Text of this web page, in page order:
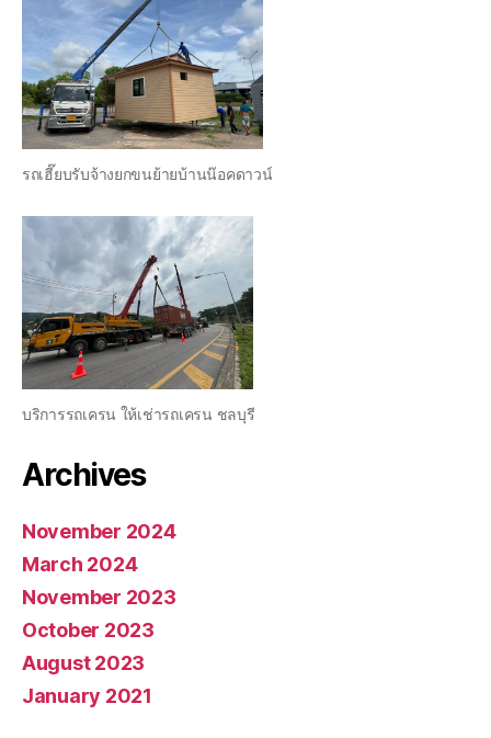
รถเฮี๊ยบรับจ้างยกขนย้ายบ้านน๊อคดาวน์
บริการรถเครน ให้เช่ารถเครน ชลบุรี
Archives
November 2024
March 2024
November 2023
October 2023
August 2023
January 2021